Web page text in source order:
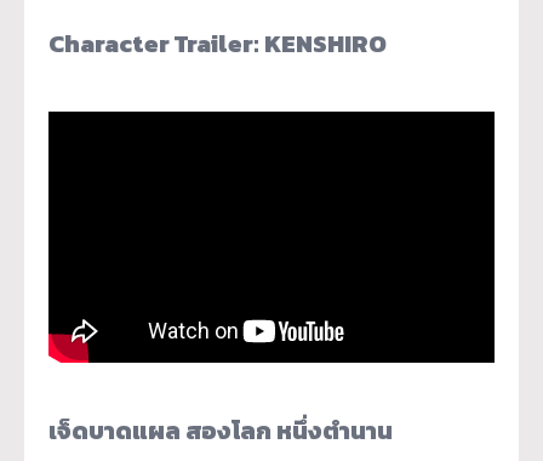
Character Trailer: KENSHIRO
เจ็ดบาดแผล สองโลก หนึ่งตำนาน